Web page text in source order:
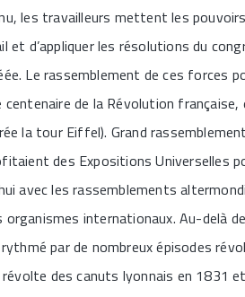
les travailleurs mettent les
d’appliquer les résolutions du
Le rassemblement de ces forces
de la Révolution française,
la tour Eiffel). Grand
des Expositions Universelles
avec les rassemblements
internationaux. Au-delà
par de nombreux épisodes
des canuts lyonnais en 1831